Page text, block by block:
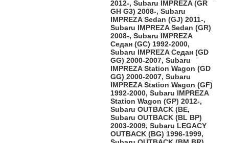
2012-, Subaru IMPREZA (GR
GH G3) 2008-, Subaru
IMPREZA Sedan (GJ) 2011-,
Subaru IMPREZA Sedan (GR)
2008-, Subaru IMPREZA
Седан (GC) 1992-2000,
Subaru IMPREZA Седан (GD
GG) 2000-2007, Subaru
IMPREZA Station Wagon (GD
GG) 2000-2007, Subaru
IMPREZA Station Wagon (GF)
1992-2000, Subaru IMPREZA
Station Wagon (GP) 2012-,
Subaru OUTBACK (BE,
Subaru OUTBACK (BL BP)
2003-2009, Subaru LEGACY
OUTBACK (BG) 1996-1999,